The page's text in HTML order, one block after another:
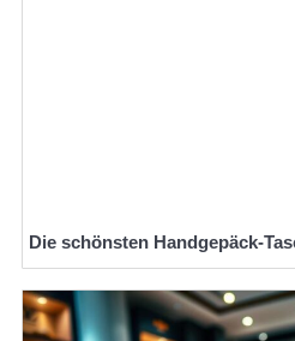
Die schönsten Handgepäck-